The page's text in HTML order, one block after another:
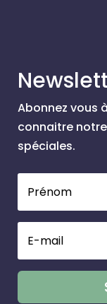
Abonnez vous
connaitre
spéciales.